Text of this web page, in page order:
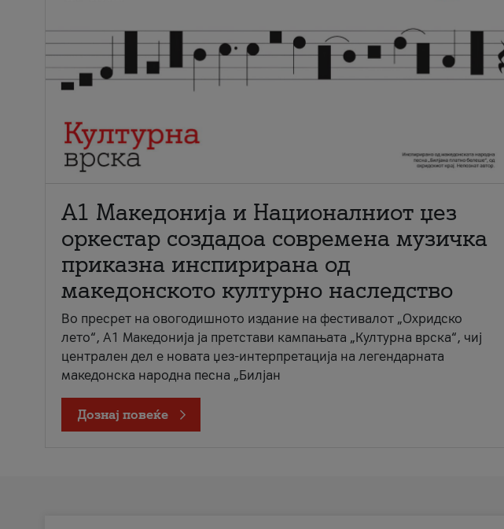
А1 Македонија и Националниот џез
оркестар создадоа современа музичка
приказна инспирирана од
македонското културно наследство
Во пресрет на овогодишното издание на фестивалот „Охридско
лето“, А1 Македонија ја претстави кампањата „Културна врска“, чиј
централен дел е новата џез-интерпретација на легендарната
македонска народна песна „Билјан
Дознај повеќе